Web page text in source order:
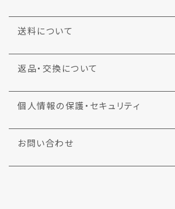
送料について
返品・交換について
個人情報の保護・セキュリティ
お問い合わせ